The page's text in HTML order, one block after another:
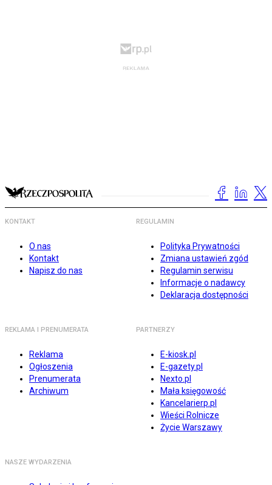
KONTAKT
O nas
Kontakt
Napisz do nas
REGULAMIN
Polityka Prywatności
Zmiana ustawień zgód
Regulamin serwisu
Informacje o nadawcy
Deklaracja dostępności
REKLAMA I PRENUMERATA
Reklama
Ogłoszenia
Prenumerata
Archiwum
PARTNERZY
E-kiosk.pl
E-gazety.pl
Nexto.pl
Mała księgowość
Kancelarierp.pl
Wieści Rolnicze
Życie Warszawy
NASZE WYDARZENIA